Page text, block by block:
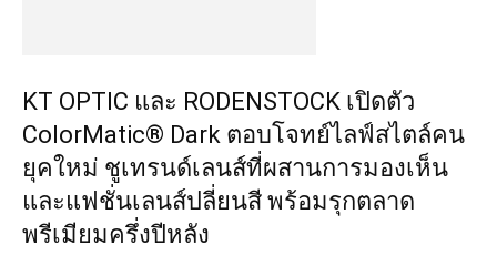
KT OPTIC และ RODENSTOCK เปิดตัว
ColorMatic® Dark ตอบโจทย์ไลฟ์สไตล์คน
ยุคใหม่ ชูเทรนด์เลนส์ที่ผสานการมองเห็น
และแฟชั่นเลนส์ปลี่ยนสี พร้อมรุกตลาด
พรีเมียมครึ่งปีหลัง